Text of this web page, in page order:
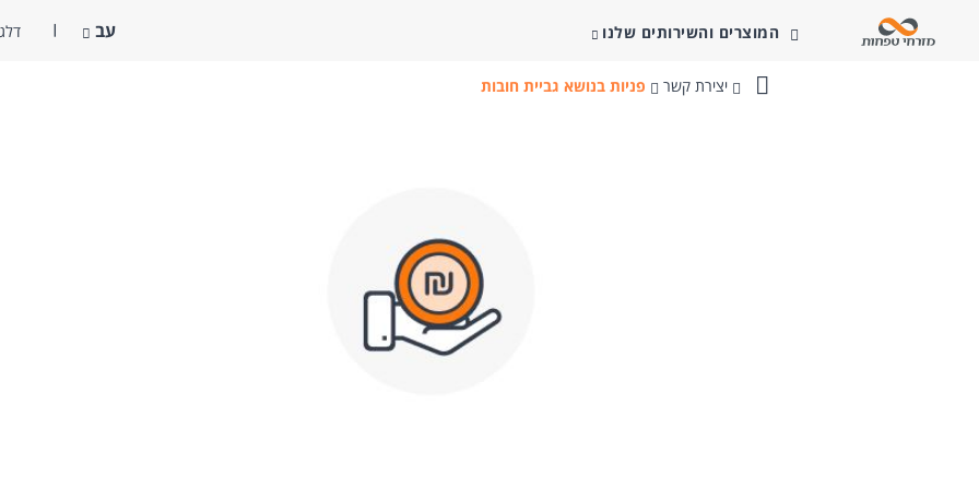
עב המוצרים והשירותים שלנו
יצירת קשר פניות בנושא גביית חובות